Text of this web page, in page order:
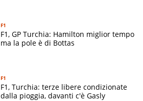
F1
F1, GP Turchia: Hamilton miglior tempo
ma la pole è di Bottas
F1
F1, Turchia: terze libere condizionate
dalla pioggia, davanti c'è Gasly